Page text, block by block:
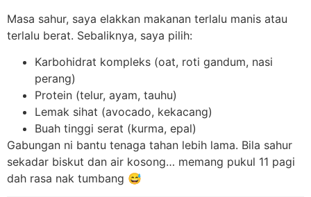
Masa sahur, saya elakkan makanan terlalu manis atau
terlalu berat. Sebaliknya, saya pilih:
Karbohidrat kompleks (oat, roti gandum, nasi
perang)
Protein (telur, ayam, tauhu)
Lemak sihat (avocado, kekacang)
Buah tinggi serat (kurma, epal)
Gabungan ni bantu tenaga tahan lebih lama. Bila sahur
sekadar biskut dan air kosong… memang pukul 11 pagi
dah rasa nak tumbang 😅